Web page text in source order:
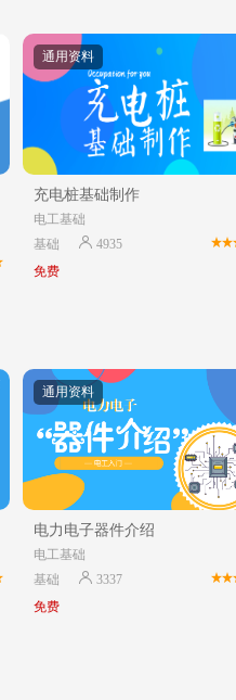
通用资料
充电桩基础制作
电工基础
基础
4935
免费
通用资料
电力电子器件介绍
电工基础
基础
3337
免费